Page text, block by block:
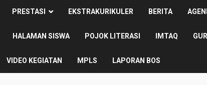
PRESTASI EKSTRAKURIKULER BERITA
HALAMAN SISWA POJOK LITERASI IMTAQ
VIDEO KEGIATAN MPLS LAPORAN BOS